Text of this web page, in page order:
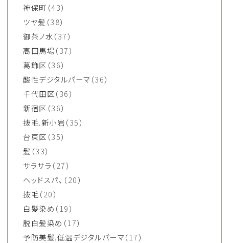
神保町 （43）
ツヤ髪 （38）
御茶ノ水（37）
高田馬場（37）
葛飾区 （36）
酸性デジタルパーマ （36）
千代田区（36）
新宿区 （36）
抜毛.新小岩（35）
台東区 （35）
髪 （33）
サラサラ （27）
ヘッドスパ、 （20）
抜毛（20）
白髪染め （19）
脱白髪染め （17）
予防美髪.低温デジタルパーマ（17）